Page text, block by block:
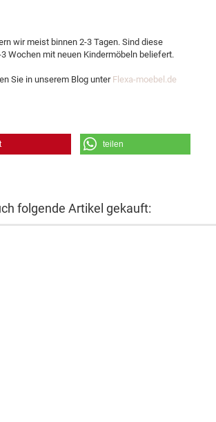
wir meist binnen 2-3 Tagen. Sind diese
Wochen mit neuen Kindermöbeln beliefert.
Sie in unserem Blog unterFlexa-moebel.de
teilen
folgende Artikel gekauft: